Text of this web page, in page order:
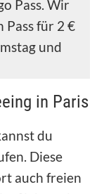
Pass. Wir
Pass für 2 €
und
in Paris
du
Diese
auch freien